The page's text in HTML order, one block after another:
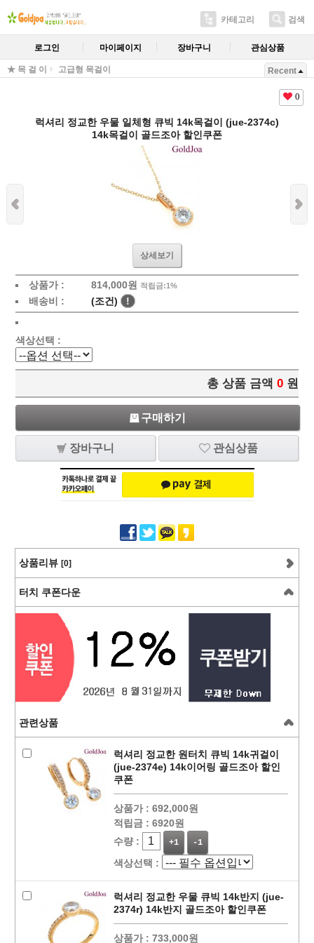
카테고리 검색
로그인 마이페이지 장바구니 관심상품
★ 목 걸 이 고급형 목걸이 Recent
0
럭셔리 정교한 우물 일체형 큐빅 14k목걸이 (jue-2374c)
14k목걸이 골드조아 할인쿠폰
상세보기
상품가 : 814,000원 적립금:1%
배송비 : (조건) !
색상선택 :
총 상품 금액 0 원
구매하기
장바구니 관심상품
상품리뷰 [0]
터치 쿠폰다운
관련상품
럭셔리 정교한 원터치 큐빅 14k귀걸이
(jue-2374e) 14k이어링 골드조아 할인
쿠폰
상품가 : 692,000원
적립금 : 6920원
수량 :
+1 -1
색상선택 :
럭셔리 정교한 우물 큐빅 14k반지 (jue-
2374r) 14k반지 골드조아 할인쿠폰
상품가 : 733,000원